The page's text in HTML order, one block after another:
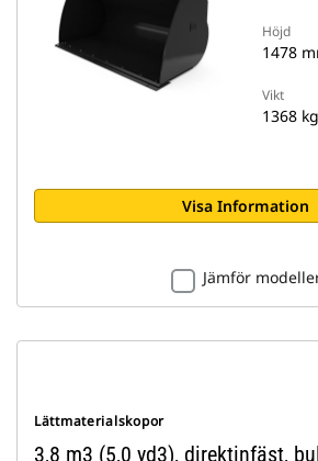
Höjd
1478
Vikt
1368 kg
Visa Information
Jämför
Lättmaterialskopor
3,8 m3 (5,0 yd3), direktinfäst,